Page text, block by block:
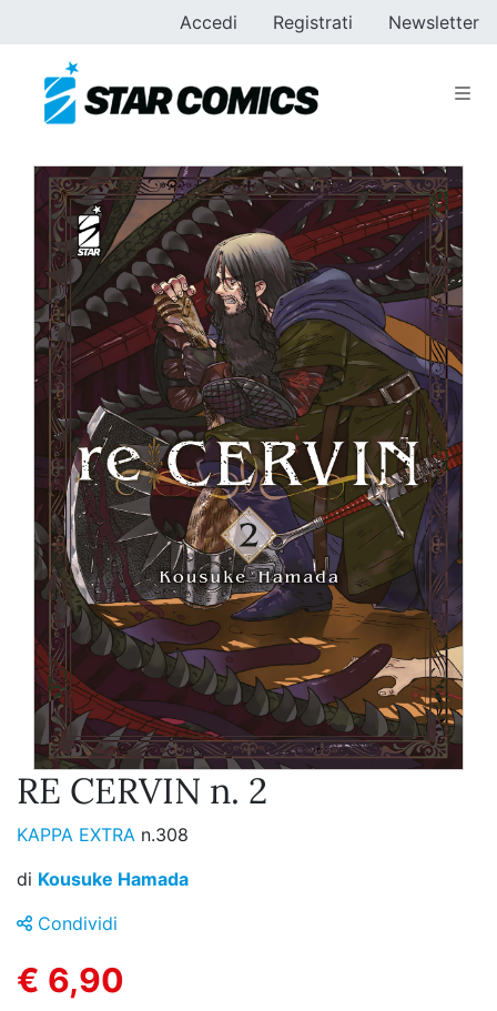
Accedi Registrati Newsletter
RE CERVIN n. 2
KAPPA EXTRA n.308
di Kousuke Hamada
Condividi
€ 6,90